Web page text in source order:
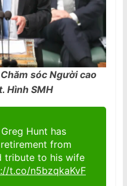
sóc Người cao
Hình SMH
Hunt has
from
tribute to his wife
t.co/n5bzqkaKvF